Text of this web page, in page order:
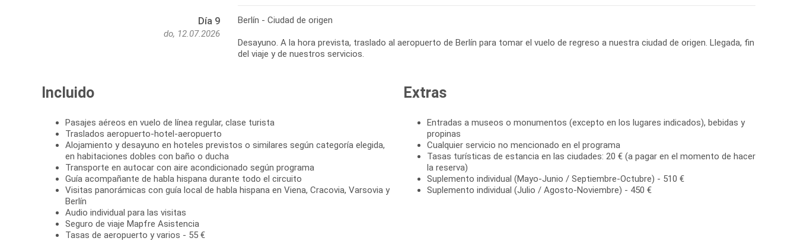
Día 9
do, 12.07.2026
Berlín - Ciudad de origen
Desayuno. A la hora prevista, traslado al aeropuerto de Berlín para tomar el vuelo de regreso a nuestra ciudad de origen. Llegada, fin
del viaje y de nuestros servicios.
Incluido
Pasajes aéreos en vuelo de línea regular, clase turista
Traslados aeropuerto-hotel-aeropuerto
Alojamiento y desayuno en hoteles previstos o similares según categoría elegida,
en habitaciones dobles con baño o ducha
Transporte en autocar con aire acondicionado según programa
Guía acompañante de habla hispana durante todo el circuito
Visitas panorámicas con guía local de habla hispana en Viena, Cracovia, Varsovia y
Berlín
Audio individual para las visitas
Seguro de viaje Mapfre Asistencia
Tasas de aeropuerto y varios - 55 €
Extras
Entradas a museos o monumentos (excepto en los lugares indicados), bebidas y
propinas
Cualquier servicio no mencionado en el programa
Tasas turísticas de estancia en las ciudades: 20 € (a pagar en el momento de hacer
la reserva)
Suplemento individual (Mayo-Junio / Septiembre-Octubre) - 510 €
Suplemento individual (Julio / Agosto-Noviembre) - 450 €